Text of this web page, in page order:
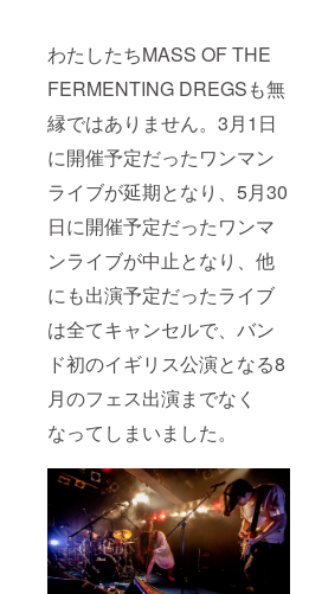
わたしたちMASS OF THE
FERMENTING DREGSも無
縁ではありません。3月1日
に開催予定だったワンマン
ライブが延期となり、5月30
日に開催予定だったワンマ
ンライブが中止となり、他
にも出演予定だったライブ
は全てキャンセルで、バン
ド初のイギリス公演となる8
月のフェス出演までなく
なってしまいました。